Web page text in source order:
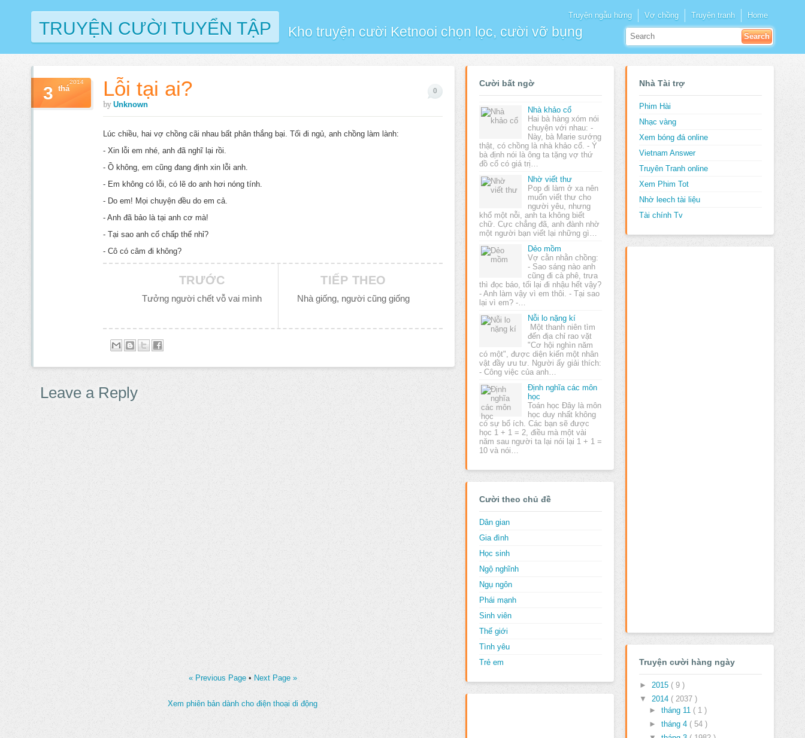
TRUYỆN CƯỜI TUYỂN TẬP Kho truyện cười Ketnooi chọn lọc, cười vỡ bụng
Truyện ngẫu hứng Vợ chồng Truyện tranh Home
Lỗi tại ai?
by Unknown
3 thá
2014
0
Lúc chiều, hai vợ chồng cãi nhau bất phân thắng bại. Tối đi ngủ, anh chồng làm lành:
- Xin lỗi em nhé, anh đã nghĩ lại rồi.
- Ồ không, em cũng đang định xin lỗi anh.
- Em không có lỗi, có lẽ do anh hơi nóng tính.
- Do em! Mọi chuyện đều do em cả.
- Anh đã bảo là tại anh cơ mà!
- Tại sao anh cố chấp thế nhỉ?
- Cô có câm đi không?
TIẾP THEO
Nhà giống, người cũng giống
TRƯỚC
Tưởng người chết vỗ vai mình
Leave a Reply
« Previous Page • Next Page »
Xem phiên bản dành cho điện thoại di động
Cười bất ngờ
Nhà khảo cổ
Hai bà hàng xóm nói
chuyện với nhau: -
Này, bà Marie sướng
thật, có chồng là nhà khảo cổ. - Ý
bà định nói là ông ta tặng vợ thứ
đồ cổ có giá trị…
Nhờ viết thư
Pop đi làm ở xa nên
muốn viết thư cho
người yêu, nhưng
khổ một nỗi, anh ta không biết
chữ. Cực chẳng đã, anh đành nhờ
một người bạn viết lại những gì…
Dẻo mồm
Vợ cằn nhằn chồng:
- Sao sáng nào anh
cũng đi cà phê, trưa
thì đọc báo, tối lại đi nhậu hết vậy?
- Anh làm vậy vì em thôi. - Tại sao
lại vì em? -…
Nỗi lo nặng kí
Một thanh niên tìm
đến địa chỉ rao vặt
"Cơ hội nghìn năm
có một", được diện kiến một nhân
vật đầy ưu tư. Người ấy giải thích:
- Công việc của anh…
Định nghĩa các môn
học
Toán học Đây là môn
học duy nhất không
có sự bổ ích. Các bạn sẽ được
học 1 + 1 = 2, điều mà một vài
năm sau người ta lại nói lại 1 + 1 =
10 và nói…
Cười theo chủ đề
Dân gian
Gia đình
Học sinh
Ngộ nghĩnh
Ngụ ngôn
Phái mạnh
Sinh viên
Thế giới
Tình yêu
Trẻ em
Nhà Tài trợ
Phim Hài
Nhạc vàng
Xem bóng đá online
Vietnam Answer
Truyên Tranh online
Xem Phim Tot
Nhờ leech tài liệu
Tài chính Tv
Truyện cười hàng ngày
► 2015 ( 9 )
▼ 2014 ( 2037 )
► tháng 11 ( 1 )
► tháng 4 ( 54 )